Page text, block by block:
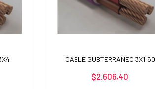
CABLE SUBTERRANEO 3X1,50
$2.606,40